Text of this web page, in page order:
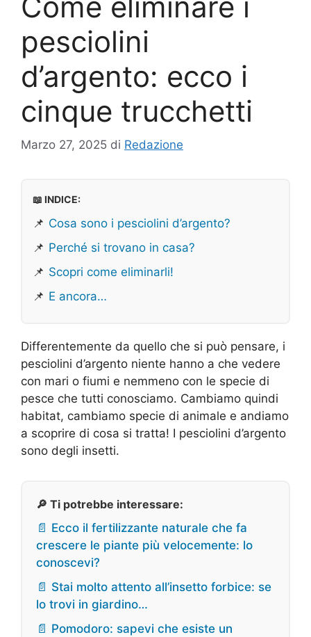
pesciolini
d’argento: ecco i
cinque trucchetti
Marzo 27, 2025 di Redazione
📖 INDICE:
📌 Cosa sono i pesciolini d’argento?
📌 Perché si trovano in casa?
📌 Scopri come eliminarli!
📌 E ancora…
Differentemente da quello che si può pensare, i
pesciolini d’argento niente hanno a che vedere
con mari o fiumi e nemmeno con le specie di
pesce che tutti conosciamo. Cambiamo quindi
habitat, cambiamo specie di animale e andiamo
a scoprire di cosa si tratta! I pesciolini d’argento
sono degli insetti.
🔎 Ti potrebbe interessare:
📄 Ecco il fertilizzante naturale che fa
crescere le piante più velocemente: lo
conoscevi?
📄 Stai molto attento all’insetto forbice: se
lo trovi in giardino…
📄 Pomodoro: sapevi che esiste un